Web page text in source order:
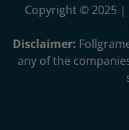
Copyright © 2025 |
Disclaimer:
any of the